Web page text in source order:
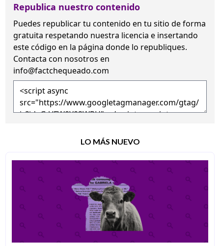
Republica nuestro contenido
Puedes republicar tu contenido en tu sitio de forma
gratuita respetando nuestra licencia e insertando
este código en la página donde lo republiques.
Contacta con nosotros en
info@factchequeado.com
LO MÁS NUEVO